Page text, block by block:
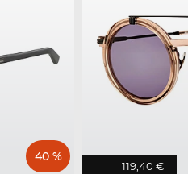
40 %
119,40 €